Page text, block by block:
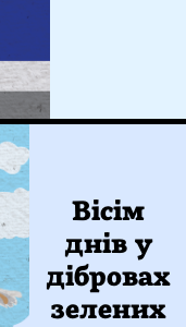
Вісім
днів у
дібровах
зелених